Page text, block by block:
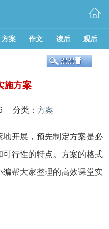
方案 作文 读后 观后
施方案
分类： 方案
开展，预先制定方案是必
行性的特点。方案的格式
帮大家整理的高效课堂实